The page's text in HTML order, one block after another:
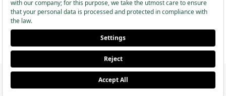
2026 ® Regnum Hotels. Alle Rechte vorbehalten.